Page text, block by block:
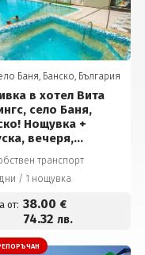
Баня, Банско, България
в хотел Вита
село Баня,
Нощувка +
вечеря,
топъл
басейн,
и СПА пакет на
транспорт
2 дни / 1 нощувка
от: 38.00 €
74.32 лв.